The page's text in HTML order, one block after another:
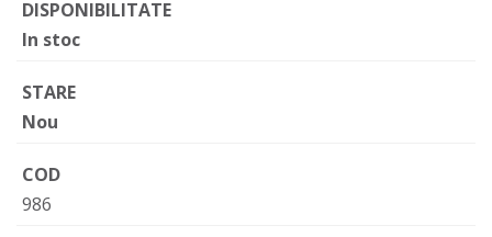
DISPONIBILITATE
In stoc
STARE
Nou
COD
986